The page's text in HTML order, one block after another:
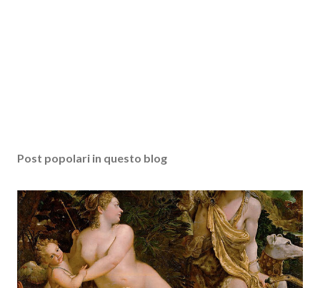
Post popolari in questo blog